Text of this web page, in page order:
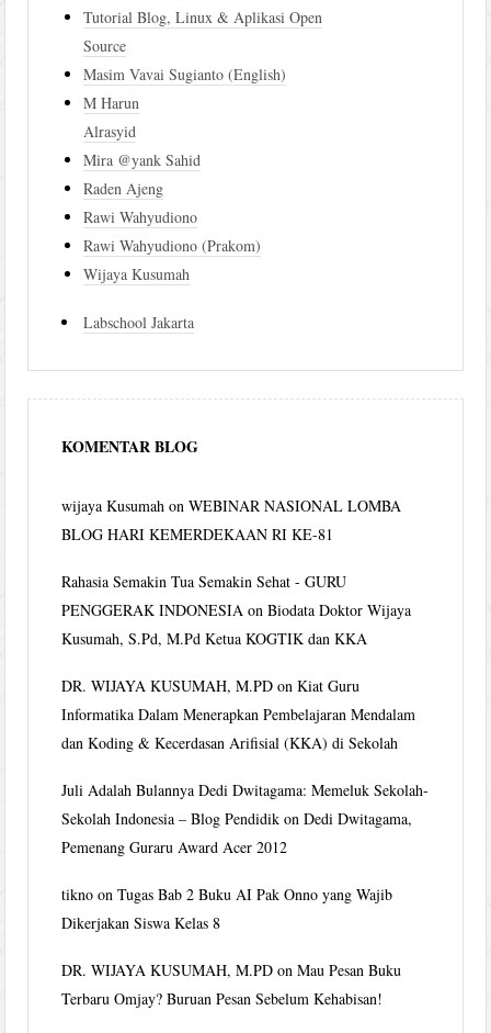
Tutorial Blog, Linux & Aplikasi Open
Source
Masim Vavai Sugianto (English)
M Harun
Alrasyid
Mira @yank Sahid
Raden Ajeng
Rawi Wahyudiono
Rawi Wahyudiono (Prakom)
Wijaya Kusumah
Labschool Jakarta
KOMENTAR BLOG
wijaya Kusumah onWEBINAR NASIONAL LOMBA
BLOG HARI KEMERDEKAAN RI KE-81
Rahasia Semakin Tua Semakin Sehat - GURU
PENGGERAK INDONESIA onBiodata Doktor Wijaya
Kusumah, S.Pd, M.Pd Ketua KOGTIK dan KKA
DR. WIJAYA KUSUMAH, M.PD onKiat Guru
Informatika Dalam Menerapkan Pembelajaran Mendalam
dan Koding & Kecerdasan Arifisial (KKA) di Sekolah
Juli Adalah Bulannya Dedi Dwitagama: Memeluk Sekolah-
Sekolah Indonesia – Blog Pendidik onDedi Dwitagama,
Pemenang Guraru Award Acer 2012
tikno onTugas Bab 2 Buku AI Pak Onno yang Wajib
Dikerjakan Siswa Kelas 8
DR. WIJAYA KUSUMAH, M.PD onMau Pesan Buku
Terbaru Omjay? Buruan Pesan Sebelum Kehabisan!